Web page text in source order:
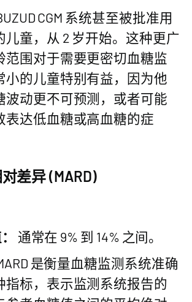
CGM 系统甚至被批准用
儿童，从 2 岁开始。这种更广
范围对于需要更密切血糖监
小的儿童特别有益，因为他
波动更不可预测，或者可能
表达低血糖或高血糖的症
差异 (MARD)
通常在 9% 到 14% 之间。
是衡量血糖监测系统准确
指标，表示监测系统报告的